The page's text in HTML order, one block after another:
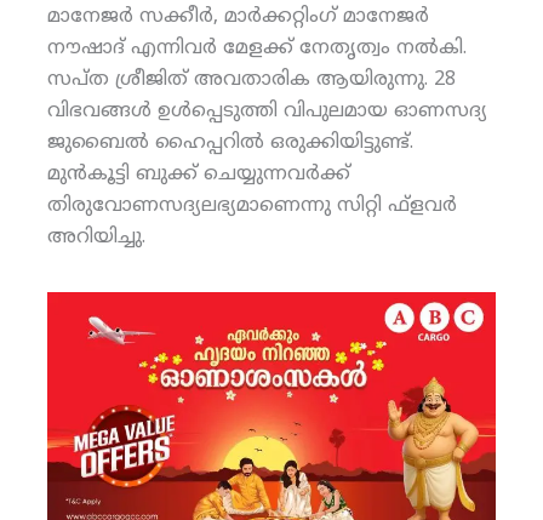
മാനേജര്‍ സക്കീര്‍, മാര്‍ക്കറ്റിംഗ് മാനേജര്‍
നൗഷാദ് എന്നിവര്‍ മേളക്ക് നേതൃത്വം നല്‍കി.
സപ്ത ശ്രീജിത് അവതാരിക ആയിരുന്നു. 28
വിഭവങ്ങള്‍ ഉള്‍പ്പെടുത്തി വിപുലമായ ഓണസദ്യ
ജുബൈല്‍ ഹൈപ്പറില്‍ ഒരുക്കിയിട്ടുണ്ട്.
മുന്‍കൂട്ടി ബുക്ക് ചെയ്യുന്നവര്‍ക്ക്
തിരുവോണസദ്യലഭ്യമാണെന്നു സിറ്റി ഫ്‌ളവര്‍
അറിയിച്ചു.